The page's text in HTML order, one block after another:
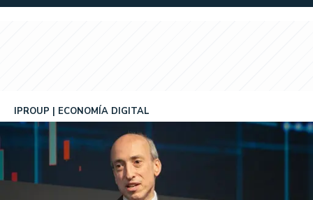
IPROUP ECONOMÍA DIGITAL